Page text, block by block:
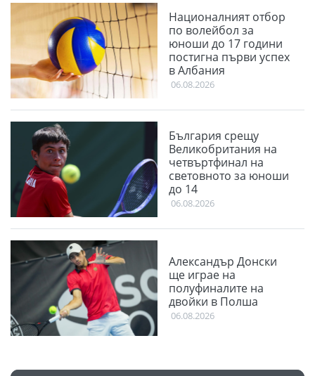
Националният отбор
по волейбол за
юноши до 17 години
постигна първи успех
в Албания
06.08.2026
България срещу
Великобритания на
четвъртфинал на
световното за юноши
до 14
06.08.2026
Александър Донски
ще играе на
полуфиналите на
двойки в Полша
06.08.2026